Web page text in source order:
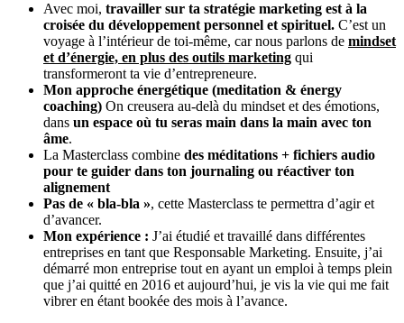
Avec moi, travailler sur ta stratégie marketing est à la
croisée du développement personnel et spirituel. C’est un
voyage à l’intérieur de toi-même, car nous parlons de mindset
et d’énergie, en plus des outils marketing qui
transformeront ta vie d’entrepreneure.
Mon approche énergétique (meditation & énergy
coaching) On creusera au-delà du mindset et des émotions,
dans un espace où tu seras main dans la main avec ton
âme.
La Masterclass combine des méditations + fichiers audio
pour te guider dans ton journaling ou réactiver ton
alignement
Pas de « bla-bla », cette Masterclass te permettra d’agir et
d’avancer.
Mon expérience : J’ai étudié et travaillé dans différentes
entreprises en tant que Responsable Marketing. Ensuite, j’ai
démarré mon entreprise tout en ayant un emploi à temps plein
que j’ai quitté en 2016 et aujourd’hui, je vis la vie qui me fait
vibrer en étant bookée des mois à l’avance.